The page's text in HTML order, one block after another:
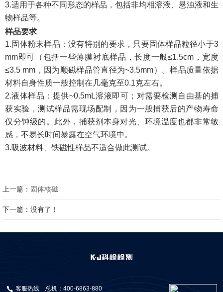
3.适用于各种不同形态的样品，包括非均相溶液、悬浊液和生
物样品等。
样品要求
1.固体粉末样品：没有特别的要求，只要固体样品粒径小于3
mm即可（包括一些薄膜衬底样品，长度一般≤1.5cm，宽度
≤3.5 mm，因为顺磁样品管直径为~3.5mm）。样品质量依据
材料自身性质一般控制在几毫克至0.1克左右。
2.液体样品：提供~0.5mL溶液即可；对需要检测自由基的捕
获实验，测试样品需现场配制，因为一般捕获后的产物寿命
仅分钟级的。此外，捕获剂本身对光、环境温度也都非常敏
感，不易长时间暴露在空气环境中。
3.吸波材料、铁磁性样品不适合做此测试。
上一篇： 固体核磁
下一篇：没有了！
客服热线 总机：400-6863-880